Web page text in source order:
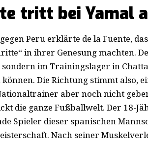
tritt bei Yamal
Peru erklärte de la Fuente,
in ihrer Genesung machten.
im Trainingslager in
Die Richtung stimmt also,
aber noch nicht
die ganze Fußballwelt. Der 18-
Spieler dieser spanischen
Nach seiner